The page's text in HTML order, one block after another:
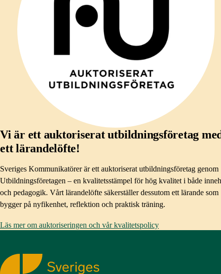
Vi är ett auktoriserat utbildningsföretag
ett lärandelöfte!
Sveriges Kommunikatörer är ett auktoriserat utbildningsföretag genom
Utbildningsföretagen – en kvalitetsstämpel för hög kvalitet i både
och pedagogik. Vårt lärandelöfte säkerställer dessutom ett lärande som
bygger på nyfikenhet, reflektion och praktisk träning.
Läs mer om auktoriseringen och vår kvalitetspolicy
Sveriges Kommunikatörer